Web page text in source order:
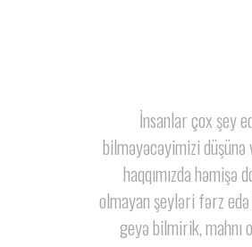
İnsanlar çox şey
bilməyəcəyimizi düşünə
haqqımızda həmişə
olmayan şeyləri fərz
geyə bilmirik, mahnı